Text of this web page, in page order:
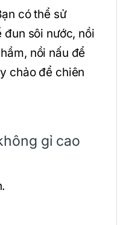
có thể sử
đun sôi nước, nồi
nồi nấu để
chảo để chiên
gỉ cao